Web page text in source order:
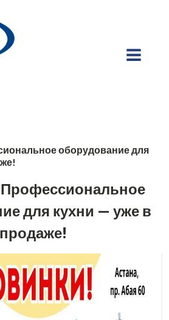
оборудование для
для кухни — уже в
продаже!